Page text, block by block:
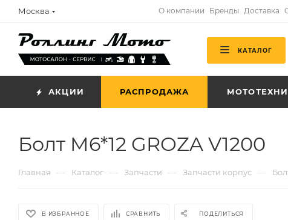
Москва О компании Бренды Доставка
КАТАЛОГ
АКЦИИ РАСПРОДАЖА
Болт M6*12 GROZA V1200
Главная — Каталог — Запчасти — Запчасти корпус —
В ИЗБРАННОЕ СРАВНИТЬ ПОДЕЛИТЬСЯ